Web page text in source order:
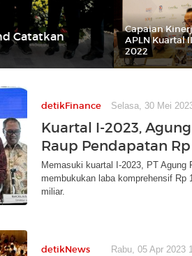
Catatkan
Capaian
APLN Kuartal
2022
detikFinance Selasa, 30 Mei
Kuartal I-2023,
Raup Pendapatan Rp
Memasuki kuartal I-2023, PT Agung
membukukan laba komprehensif Rp
miliar.
detikNews Rabu, 05 Apr 2023